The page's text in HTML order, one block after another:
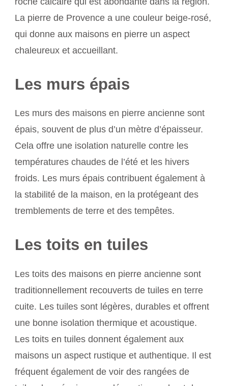
La pierre de Provence a une couleur beige-rosé,
qui donne aux maisons en pierre un aspect
chaleureux et accueillant.
Les murs épais
Les murs des maisons en pierre ancienne sont
épais, souvent de plus d’un mètre d’épaisseur.
Cela offre une isolation naturelle contre les
températures chaudes de l’été et les hivers
froids. Les murs épais contribuent également à
la stabilité de la maison, en la protégeant des
tremblements de terre et des tempêtes.
Les toits en tuiles
Les toits des maisons en pierre ancienne sont
traditionnellement recouverts de tuiles en terre
cuite. Les tuiles sont légères, durables et offrent
une bonne isolation thermique et acoustique.
Les toits en tuiles donnent également aux
maisons un aspect rustique et authentique. Il est
fréquent également de voir des rangées de